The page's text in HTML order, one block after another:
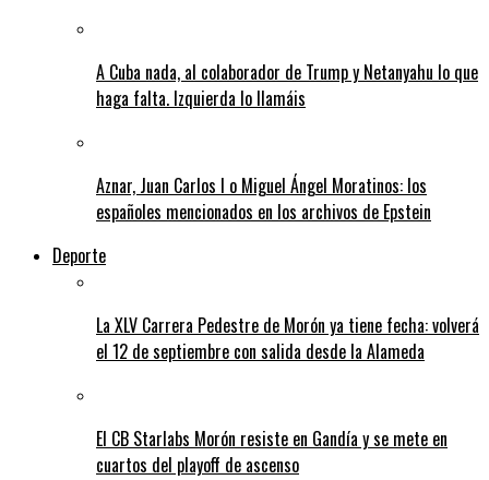
A Cuba nada, al colaborador de Trump y Netanyahu lo que
haga falta. Izquierda lo llamáis
Aznar, Juan Carlos I o Miguel Ángel Moratinos: los
españoles mencionados en los archivos de Epstein
Deporte
La XLV Carrera Pedestre de Morón ya tiene fecha: volverá
el 12 de septiembre con salida desde la Alameda
El CB Starlabs Morón resiste en Gandía y se mete en
cuartos del playoff de ascenso